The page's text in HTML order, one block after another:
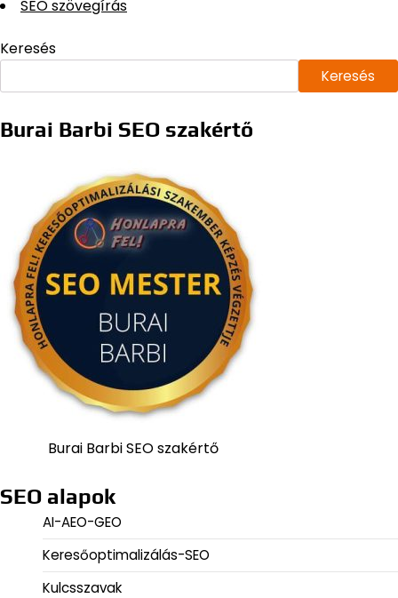
SEO szövegírás
Keresés
Keresés
Burai Barbi SEO szakértő
Burai Barbi SEO szakértő
SEO alapok
AI-AEO-GEO
Keresőoptimalizálás-SEO
Kulcsszavak